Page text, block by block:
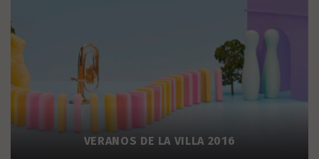
VERANOS DE LA VILLA 2016